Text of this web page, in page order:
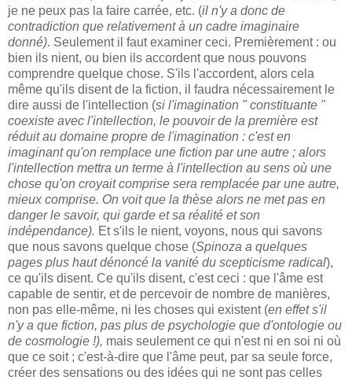
je ne peux pas la faire carrée, etc. (il n'y a donc de
contradiction que relativement à un cadre imaginaire
donné). Seulement il faut examiner ceci. Premièrement : ou
bien ils nient, ou bien ils accordent que nous pouvons
comprendre quelque chose. S'ils l'accordent, alors cela
même qu'ils disent de la fiction, il faudra nécessairement le
dire aussi de l'intellection (si l'imagination " constituante "
coexiste avec l'intellection, le pouvoir de la première est
réduit au domaine propre de l'imagination : c'est en
imaginant qu'on remplace une fiction par une autre ; alors
l'intellection mettra un terme à l'intellection au sens où une
chose qu'on croyait comprise sera remplacée par une autre,
mieux comprise. On voit que la thèse alors ne met pas en
danger le savoir, qui garde et sa réalité et son
indépendance). Et s'ils le nient, voyons, nous qui savons
que nous savons quelque chose (Spinoza a quelques
pages plus haut dénoncé la vanité du scepticisme radical),
ce qu'ils disent. Ce qu'ils disent, c'est ceci : que l'âme est
capable de sentir, et de percevoir de nombre de manières,
non pas elle-même, ni les choses qui existent (en effet s'il
n'y a que fiction, pas plus de psychologie que d'ontologie ou
de cosmologie !), mais seulement ce qui n'est ni en soi ni où
que ce soit ; c'est-à-dire que l'âme peut, par sa seule force,
créer des sensations ou des idées qui ne sont pas celles